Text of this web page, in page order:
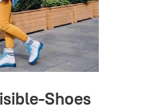
Shoes